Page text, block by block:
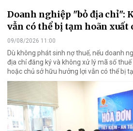
Doanh nghiệp "bỏ địa chỉ":
vẫn có thể bị tạm hoãn xuất
09/08/2026 11:00
Dù không phát sinh nợ thuế, nếu doanh
địa chỉ đăng ký và không xử lý mã số
hoặc chủ sở hữu hưởng lợi vẫn có thể bị